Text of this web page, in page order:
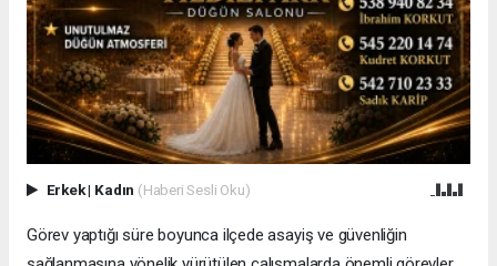
Erkek| Kadın (Haberi Sesli Oku)
Görev yaptığı süre boyunca ilçede asayiş ve güvenliğin